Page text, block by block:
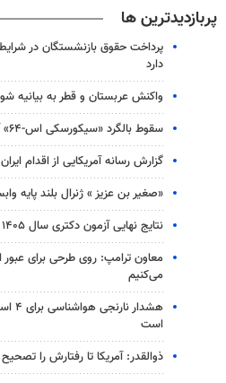
پربازدیدترین ها
پرداخت حقوق بازنشستگان در
دارد
واکنش عربستان و قطر به بیانیه
سقوط بالگرد «سیکورسکی اس-۶۴» آمریکا
گزارش رسانه آمریکایی از اقدام
«صغیر بن عزیز » ژنرال بلند پایه
نتایج نهایی آزمون دکتری سال ۱۴۰۵ اواخر مرداد اعلام می‌شود
معاون ترامپ: روی طرحی برای عبور
می‌کنیم
است
ذوالقدر: آمریکا تا رفتارش را